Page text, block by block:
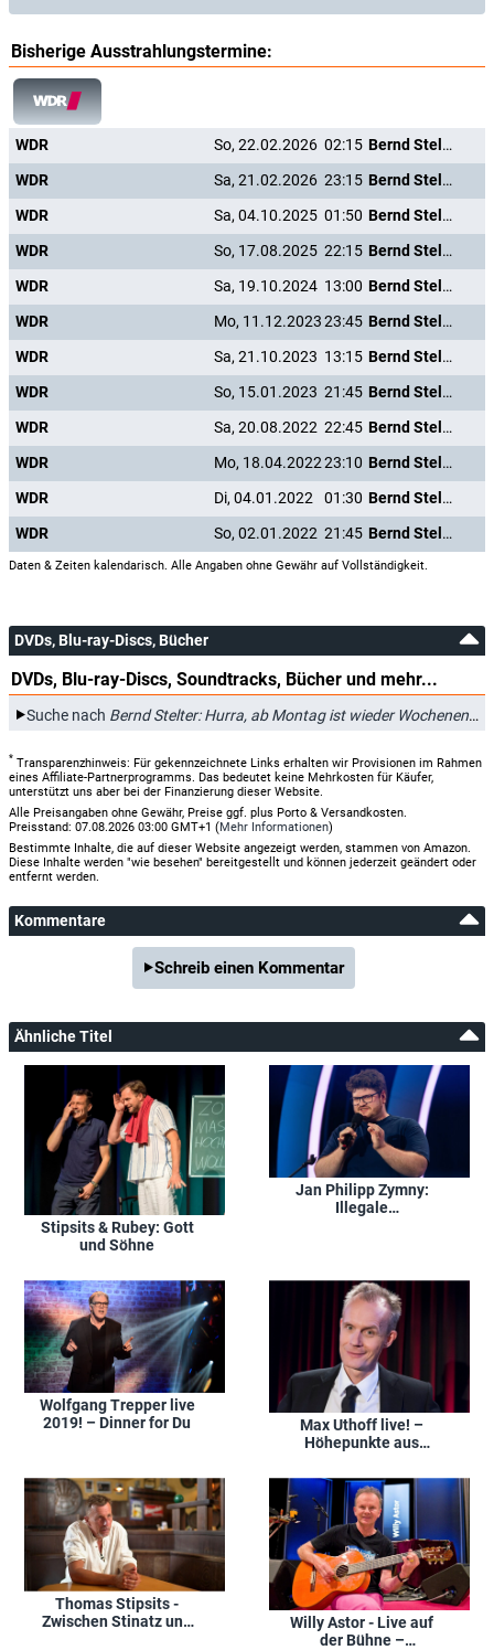
Bisherige Ausstrahlungstermine:
WDR So, 22.02.2026 02:15
Bernd Stelter: Hurra, ab Montag ist wieder Wochenende
WDR
Sa, 21.02.2026 23:15
Bernd Stelter: Hurra, ab Montag ist wieder Wochenende
WDR
Sa, 04.10.2025 01:50
Bernd Stelter: Hurra, ab Montag ist wieder Wochenende
WDR
So, 17.08.2025 22:15
Bernd Stelter: Hurra, ab Montag ist wieder Wochenende
WDR
Sa, 19.10.2024 13:00
Bernd Stelter: Hurra, ab Montag ist wieder Wochenende
WDR
Mo, 11.12.202323:45
Bernd Stelter: Hurra, ab Montag ist wieder Wochenende
WDR
Sa, 21.10.2023 13:15
Bernd Stelter: Hurra, ab Montag ist wieder Wochenende
WDR
So, 15.01.2023 21:45
Bernd Stelter: Hurra, ab Montag ist wieder Wochenende
WDR
Sa, 20.08.2022 22:45
Bernd Stelter: Hurra, ab Montag ist wieder Wochenende
WDR
Mo, 18.04.202223:10
Bernd Stelter: Hurra, ab Montag ist wieder Wochenende
WDR
Di, 04.01.2022 01:30
Bernd Stelter: Hurra, ab Montag ist wieder Wochenende
WDR
So, 02.01.2022 21:45 Bernd Stelter: Hurra, ab Montag ist wieder Wochenende
Daten & Zeiten kalendarisch. Alle Angaben ohne Gewähr auf Vollständigkeit.
DVDs, Blu-ray-Discs, Bücher
DVDs, Blu-ray-Discs, Soundtracks, Bücher und mehr...
Suche nach Bernd Stelter: Hurra, ab Montag ist wieder Wochenende
* Transparenzhinweis: Für gekennzeichnete Links erhalten wir Provisionen im Rahmen
eines Affiliate-Partnerprogramms. Das bedeutet keine Mehrkosten für Käufer,
unterstützt uns aber bei der Finanzierung dieser Website.
Alle Preisangaben ohne Gewähr, Preise ggf. plus Porto & Versandkosten.
Preisstand: 07.08.2026 03:00 GMT+1 (Mehr Informationen)
Bestimmte Inhalte, die auf dieser Website angezeigt werden, stammen von Amazon.
Diese Inhalte werden "wie besehen" bereitgestellt und können jederzeit geändert oder
entfernt werden.
Kommentare
Schreib einen Kommentar
Ähnliche Titel
Stipsits & Rubey: Gott
und Söhne
Jan Philipp Zymny:
Illegale
Wolfgang Trepper live
2019! – Dinner for Du
Max Uthoff live! –
Höhepunkte aus
Thomas Stipsits -
Zwischen Stinatz und
Willy Astor - Live auf
der Bühne –